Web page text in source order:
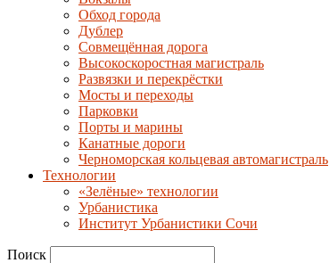
Обход города
Дублер
Совмещённая дорога
Высокоскоростная магистраль
Развязки и перекрёстки
Мосты и переходы
Парковки
Порты и марины
Канатные дороги
Черноморская кольцевая автомагистраль
Технологии
«Зелёные» технологии
Урбанистика
Институт Урбанистики Сочи
Поиск